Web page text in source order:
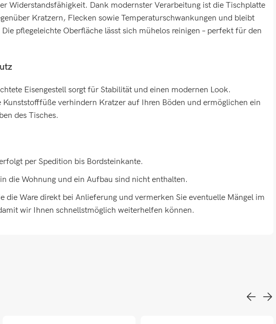
Widerstandsfähigkeit. Dank modernster Verarbeitung ist die Tischplatte
Kratzern, Flecken sowie Temperaturschwankungen und bleibt
pflegeleichte Oberfläche lässt sich mühelos reinigen – perfekt für den
Eisengestell sorgt für Stabilität und einen modernen Look.
Kunststofffüße verhindern Kratzer auf Ihren Böden und ermöglichen ein
des Tisches.
per Spedition bis Bordsteinkante.
die Wohnung und ein Aufbau sind nicht enthalten.
die Ware direkt bei Anlieferung und vermerken Sie eventuelle Mängel im
wir Ihnen schnellstmöglich weiterhelfen können.